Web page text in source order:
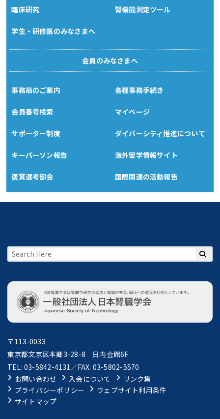
臨床研究 腎機能測定ツール
学生・研修医のみなさまへ
会員のみなさまへ
事務局のご案内 各種事務手続き
会員番号検索 マイページ
サポーター制度 ダイバーシティ推進について
キーパーソン報告 海外留学情報サイト
褒賞選考部会 国際関連の活動報告
〒113-0033
東京都文京区本郷3-28-8 日内会館6F
TEL: 03-5842-4131／FAX: 03-5802-5570
お問い合わせ
入会について
リンク集
プライバシーポリシー
ウェブサイト利用条件
サイトマップ